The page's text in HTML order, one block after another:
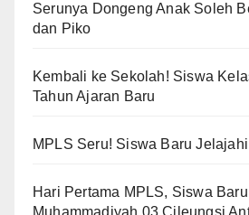
Serunya Dongeng Anak Soleh
dan Piko
Kembali ke Sekolah! Siswa
Tahun Ajaran Baru
MPLS Seru! Siswa Baru
Hari Pertama MPLS, Siswa